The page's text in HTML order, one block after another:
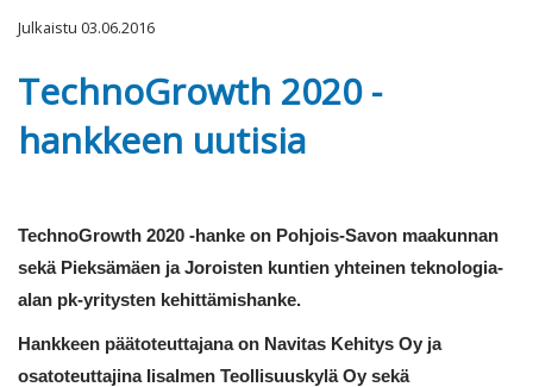
Julkaistu 03.06.2016
TechnoGrowth 2020 -
hankkeen uutisia
TechnoGrowth 2020 -hanke on Pohjois-Savon maakunnan
sekä Pieksämäen ja Joroisten kuntien yhteinen teknologia-
alan pk-yritysten kehittämishanke.
Hankkeen päätoteuttajana on Navitas Kehitys Oy ja
osatoteuttajina Iisalmen Teollisuuskylä Oy sekä